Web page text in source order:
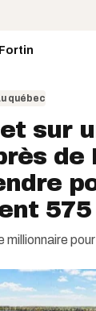
québec
sur
de
575
millionnaire